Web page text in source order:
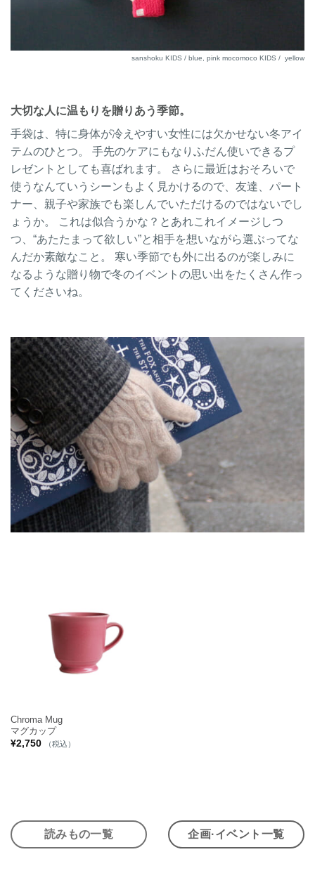
sanshoku KIDS / blue, pink mocomoco KIDS / yellow
大切な人に温もりを贈りあう季節。
手袋は、特に身体が冷えやすい女性には欠かせない冬アイ
テムのひとつ。 手先のケアにもなりふだん使いできるプ
レゼントとしても喜ばれます。 さらに最近はおそろいで
使うなんていうシーンもよく見かけるので、友達、パート
ナー、親子や家族でも楽しんでいただけるのではないでし
ょうか。 これは似合うかな？とあれこれイメージしつ
つ、“あたたまって欲しい”と相手を想いながら選ぶってな
んだか素敵なこと。 寒い季節でも外に出るのが楽しみに
なるような贈り物で冬のイベントの思い出をたくさん作っ
てくださいね。
Chroma Mug
マグカップ
¥2,750 （税込）
読みもの一覧 企画·イベント一覧